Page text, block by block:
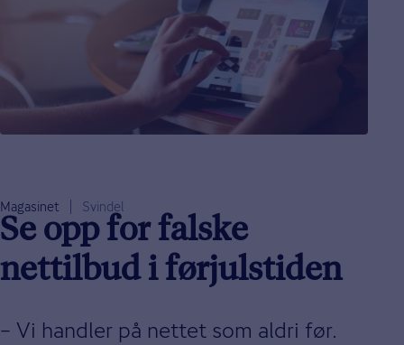
Magasinet Svindel
Se opp for falske
nettilbud i førjulstiden
– Vi handler på nettet som aldri før.